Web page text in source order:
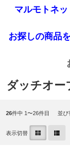
マルモトネ
お探しの商品
ダッチオー
26件中 1〜26件目 並び
表示切替